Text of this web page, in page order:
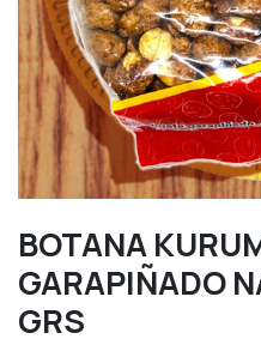
BOTANA
GARAPIÑADO
GRS